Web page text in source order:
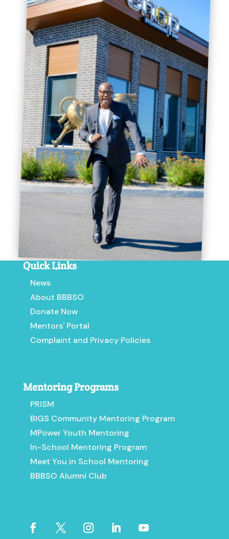
Quick Links
News
About BBBSO
Donate Now
Mentors' Portal
Complaint and Privacy Policies
Mentoring Programs
PRISM
BIGS Community Mentoring Program
MPower Youth Mentoring
In-School Mentoring Program
Meet You in School Mentoring
BBBSO Alumni Club